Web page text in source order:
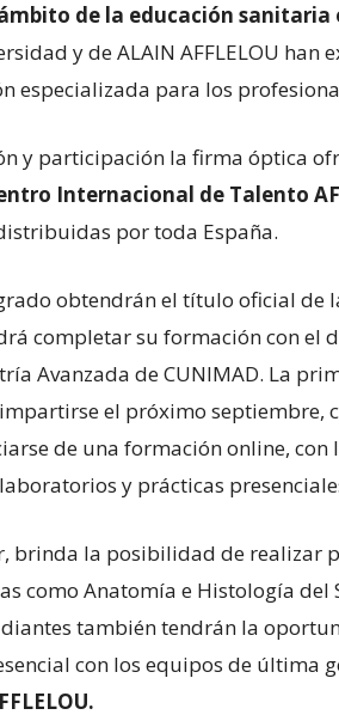
de la educación sanitaria
y de ALAIN AFFLELOU han
especializada para los
y participación la firma óptica
Internacional de Talento
por toda España.
obtendrán el título oficial de
completar su formación con el
Avanzada de CUNIMAD. La
el próximo septiembre,
de una formación online, con
y prácticas
brinda la posibilidad de realizar
como Anatomía e Histología del
también tendrán la
con los equipos de última